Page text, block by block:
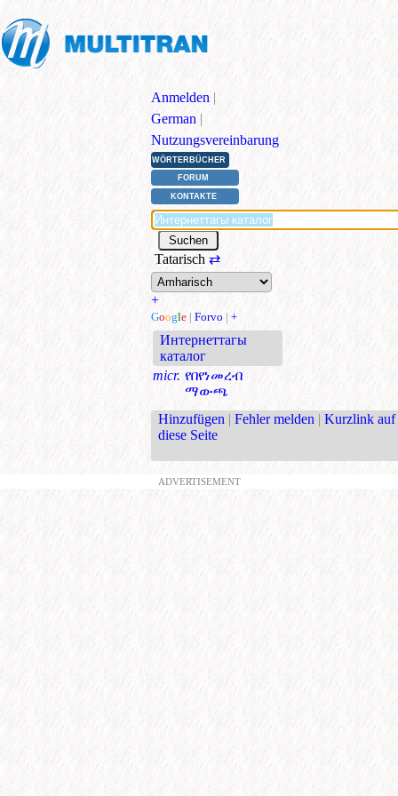
Anmelden |
German |
Nutzungsvereinbarung
WÖRTERBÜCHER
FORUM
KONTAKTE
Tatarisch ⇄
+
Google | Forvo | +
Интернеттагы
каталог
micr. የበየነመረብ
ማውጫ
Hinzufügen | Fehler melden | Kurzlink auf
diese Seite
ADVERTISEMENT